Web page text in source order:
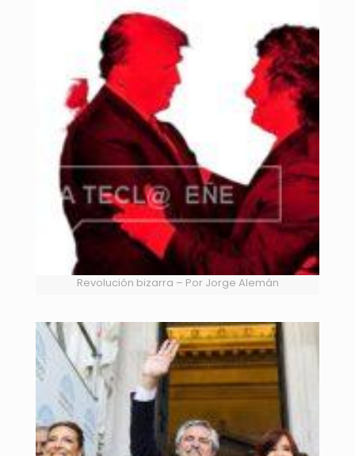
Revolución bizarra – Por Jorge Alemán